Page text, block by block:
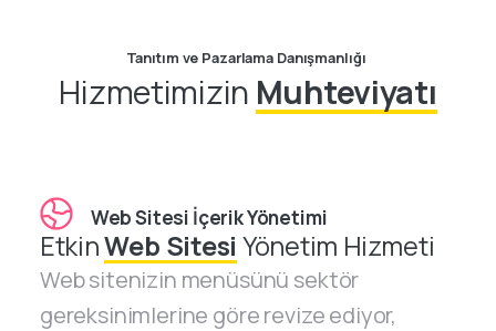
Tanıtım ve Pazarlama Danışmanlığı
Hizmetimizin Muhteviyatı
Web Sitesi İçerik Yönetimi
EtkinWeb Sitesi Yönetim Hizmeti
Web sitenizin menüsünü sektör
gereksinimlerine göre revize ediyor,